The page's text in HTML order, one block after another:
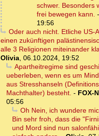
schwer. Besonders
frei bewegen kann. -
19:56
Oder auch nicht. Etliche US-
einen zukünftigen
alle 3 Religionen miteinander
Olivia, 06.10.2024, 19:52
Apartheitregime sind
ueberleben, wenn es um
aus Stresshanseln
Machthalter) besteht. - FOX-
05:56
Oh Nein, ich wundere
Bin sehr froh, dass die
und Mord sind nun